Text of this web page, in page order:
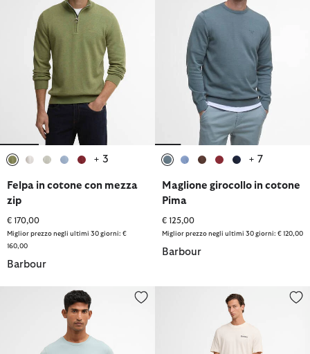
+ 3
Felpa in cotone con mezza
zip
€ 170,00
Miglior prezzo negli ultimi 30 giorni: €
160,00
Barbour
+ 7
Maglione girocollo in cotone
Pima
€ 125,00
Miglior prezzo negli ultimi 30 giorni: € 120,00
Barbour
T-Shirt sportiva Tartan Costume da bagno Staple da